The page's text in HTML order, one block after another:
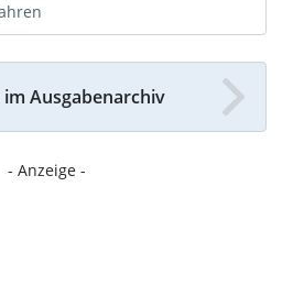
Ausgabenarchiv
- Anzeige -